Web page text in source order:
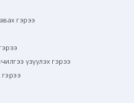
гэрээ
үзүүлэх гэрээ
гэрээ